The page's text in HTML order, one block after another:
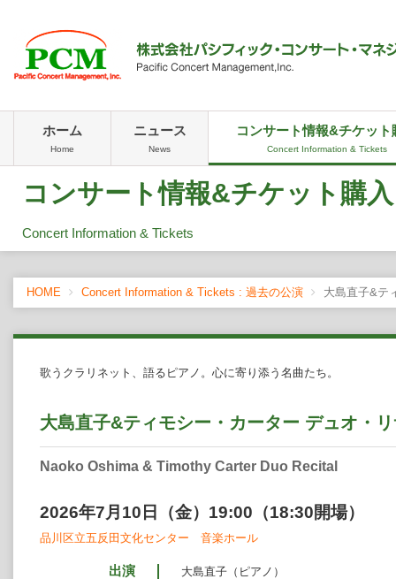
ホーム
Home
ニュース
News
コンサート情報&チケット
Concert Information & Tickets
コンサート情報&チケット購入
Concert Information & Tickets
HOME Concert Information & Tickets : 過去の公演 大島直子&テ
歌うクラリネット、語るピアノ。心に寄り添う名曲たち。
大島直子&ティモシー・カーター デュオ・
Naoko Oshima & Timothy Carter Duo Recital
2026年7月10日（金）19:00（18:30開場）
品川区立五反田文化センター 音楽ホール
出演
大島直子（ピアノ）